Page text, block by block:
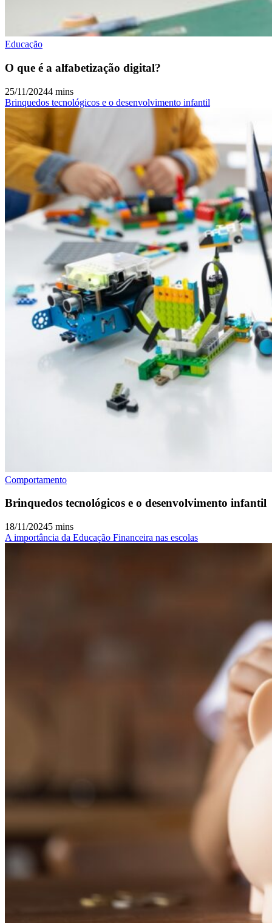
Educação
O que é a alfabetização digital?
25/11/20244 mins
Brinquedos tecnológicos e o desenvolvimento infantil
Comportamento
Brinquedos tecnológicos e o desenvolvimento infantil
18/11/20245 mins
A importância da Educação Financeira nas escolas